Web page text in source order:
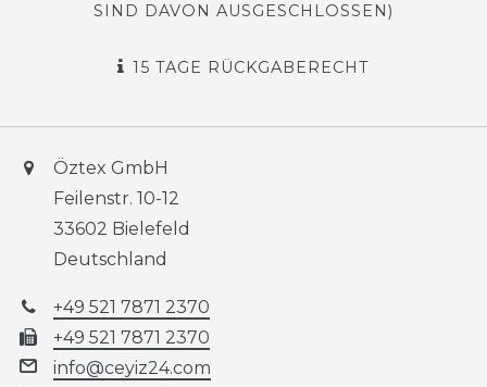
SIND DAVON AUSGESCHLOSSEN)
15 TAGE RÜCKGABERECHT
Öztex GmbH
Feilenstr. 10-12
33602 Bielefeld
Deutschland
+49 521 7871 2370
+49 521 7871 2370
info@ceyiz24.com